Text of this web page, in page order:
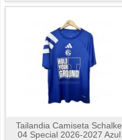
Tailandia Camiseta Schalke
04 Special 2026-2027 Azul